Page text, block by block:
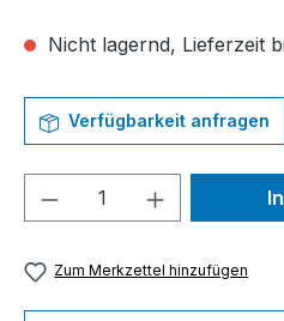
Nicht lagernd, Lieferzeit
Verfügbarkeit anfragen
Produkt Anzahl:
Zum Merkzettel hinzufügen